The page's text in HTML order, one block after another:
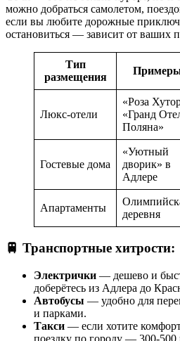
можно добраться самолетом,
если вы любите дорожные
остановиться — зависит от ваших
Тип
размещения
Люкс-отели
«Роза
«Гранд
Поляна»
Гостевые дома
«Уютный
дворик» в
Адлере
Апартаменты
деревня
🚆 Транспортные хитрости:
Электрички — дешево и
доберётесь из Адлера до
Автобусы — удобно для
и парками.
Такси — если хотите
поездку по городу — 300-500